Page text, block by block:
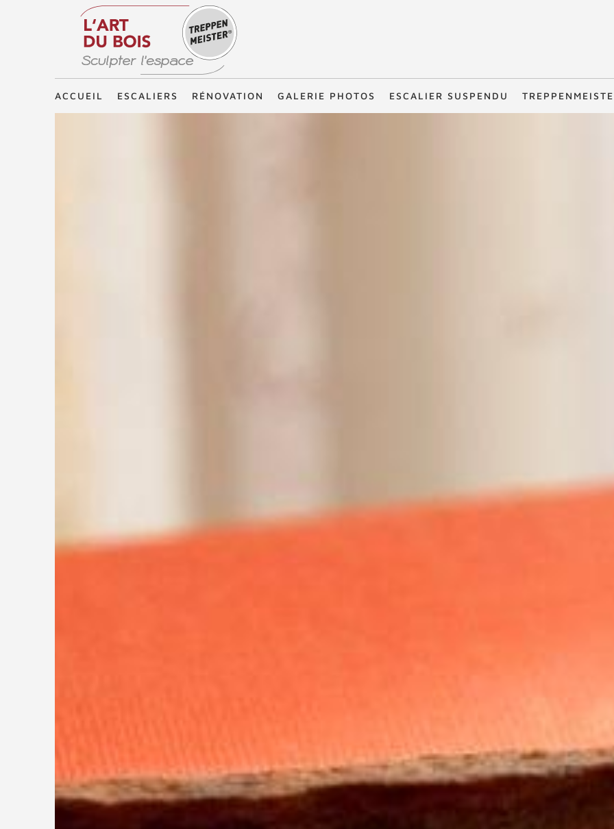
Treppenmeister - Sculpter l'espace
ACCUEIL ESCALIERS RÉNOVATION GALERIE PHOTOS ESCALIER SUSPENDU